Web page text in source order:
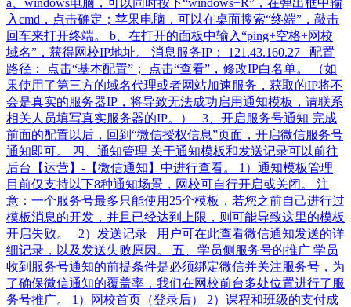
入cmd，点击确定；苹果电脑，可以在桌面搜索“终端”，敲击
回车来打开终端。 b、在打开的面板中输入“ping+空格+网校
域名”，获得网校IP地址。 消息服务IP： 121.43.160.27 配置
路径： 点击“基本配置”； 点击“查看”，修改IP白名单。 （如
果使用了第三方的域名代理或者网站加速服务，获取的IP将不
会是真实的服务器IP，将导致无法成功启用通知模板，请联系
相关人员填写真实服务器的IP。） 3、开启服务号通知 完成
前面的配置以后，回到“微信授权信息”页面，开启微信服务号
通知即可。 四、通知管理 关于通知模板和发送记录可以前往
后台【运营】-【微信通知】中进行查看。 1）通知模板管理
目前仅支持以下8种通知场景，网校可自行开启或关闭。 注
意：一个服务号最多只能使用25个模板，若您之前自己进行过
模板消息的开发，并且已经达到上限，则可能导致这里的模板
开启失败。 2）发送记录 用户可在此查看微信通知发送的详
细记录，以及发送失败原因。 五、学员侧服务号的推广 学员
收到服务号通知的前提条件是必须绑定微信并关注服务号，为
了确保微信通知的覆盖率，我们在网校前台多处位置进行了服
务号推广。 1）网校首页（登录后） 2）课程和班级的支付成